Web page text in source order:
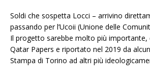
Soldi che sospetta Locci – arrivino
passando per l’Ucoii (Unione delle
Il progetto sarebbe molto più importante,
Qatar Papers e riportato nel 2019 da
Stampa di Torino ad altri più